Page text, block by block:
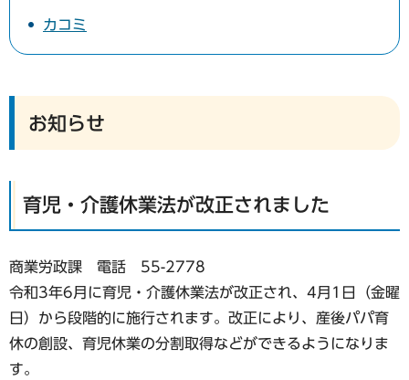
カコミ
お知らせ
育児・介護休業法が改正されました
商業労政課 電話 55-2778
令和3年6月に育児・介護休業法が改正され、4月1日（金曜
日）から段階的に施行されます。改正により、産後パパ育
休の創設、育児休業の分割取得などができるようになりま
す。